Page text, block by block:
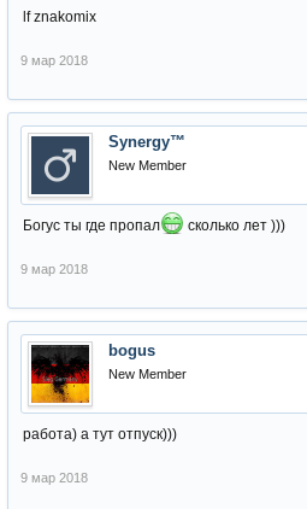
lf znakomix
9 мар 2018
Synergy™
New Member
Богус ты где пропал сколько лет )))
9 мар 2018
bogus
New Member
работа) а тут отпуск)))
9 мар 2018